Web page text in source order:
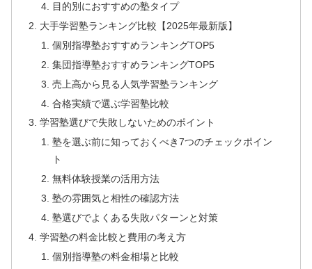
目的別におすすめの塾タイプ
大手学習塾ランキング比較【2025年最新版】
個別指導塾おすすめランキングTOP5
集団指導塾おすすめランキングTOP5
売上高から見る人気学習塾ランキング
合格実績で選ぶ学習塾比較
学習塾選びで失敗しないためのポイント
塾を選ぶ前に知っておくべき7つのチェックポイン
ト
無料体験授業の活用方法
塾の雰囲気と相性の確認方法
塾選びでよくある失敗パターンと対策
学習塾の料金比較と費用の考え方
個別指導塾の料金相場と比較